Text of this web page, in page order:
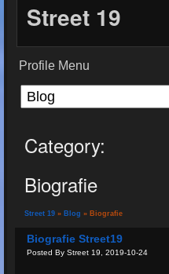
Street 19
Profile Menu
Category:
Biografie
Street 19 » Blog » Biografie
Biografie Street19
Posted By Street 19, 2019-10-24